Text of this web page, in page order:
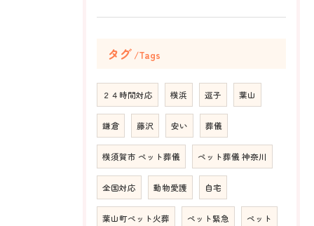
タグ Tags
２４時間対応 横浜 逗子 葉山
鎌倉 藤沢 安い 葬儀
横須賀市 ペット葬儀 ペット葬儀 神奈川
全国対応 動物愛護 自宅
葉山町ペット火葬 ペット緊急 ペット